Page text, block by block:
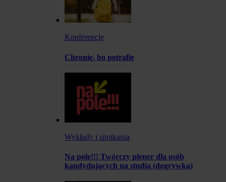
Konferencje
Chronię, bo potrafię
Wykłady i spotkania
Na pole!!! Twórczy plener dla osób
kandydujących na studia (dogrywka)